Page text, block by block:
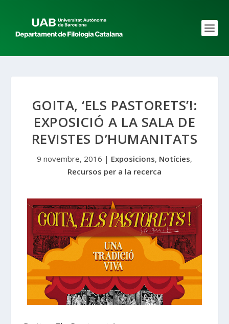
GOITA, ‘ELS PASTORETS’!:
EXPOSICIÓ A LA SALA DE
REVISTES D’HUMANITATS
9 novembre, 2016 | Exposicions, Notícies,
Recursos per a la recerca